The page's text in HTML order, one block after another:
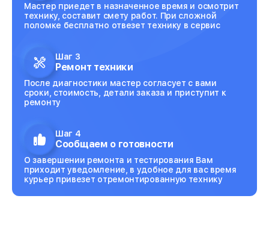
Мастер приедет в назначенное время и осмотрит
технику, составит смету работ. При сложной
поломке бесплатно отвезет технику в сервис
Шаг 3
Ремонт техники
После диагностики мастер согласует с вами
сроки, стоимость, детали заказа и приступит к
ремонту
Шаг 4
Сообщаем о готовности
О завершении ремонта и тестирования Вам
приходит уведомление, в удобное для вас время
курьер привезет отремонтированную технику